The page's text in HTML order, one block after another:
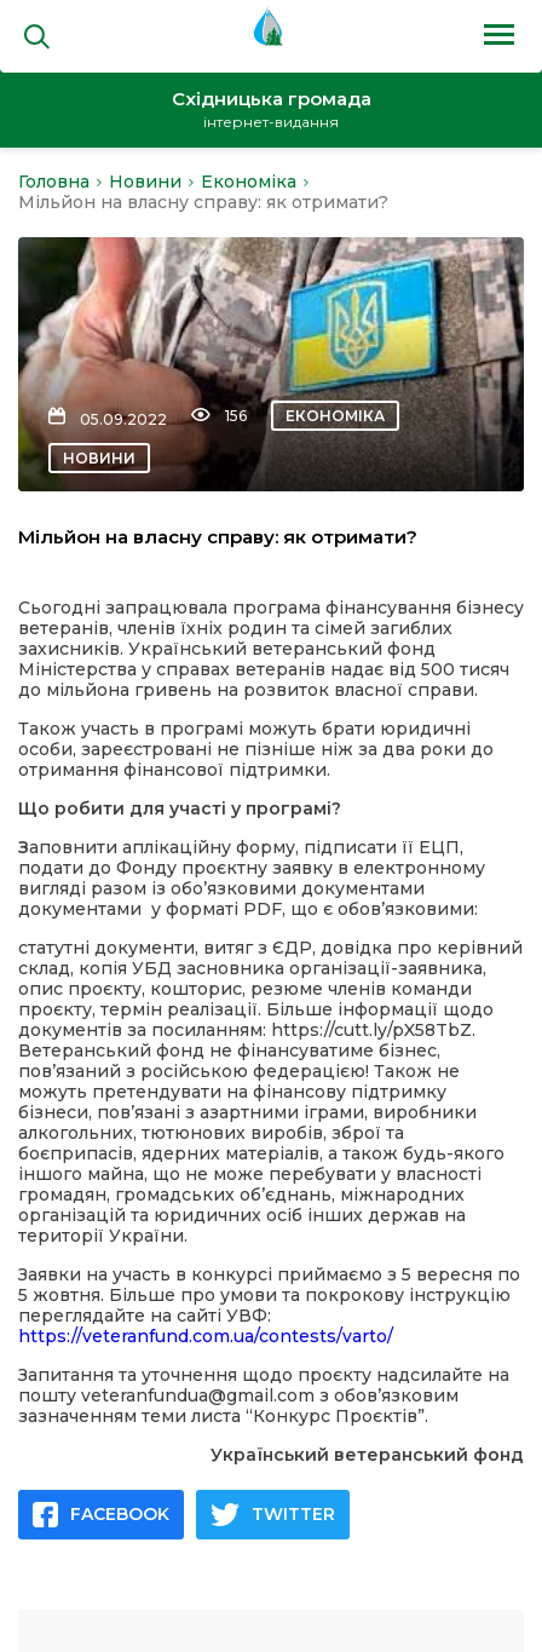
Східницька громада
інтернет-видання
Головна Новини
Економіка
Мільйон на власну справу: як отримати?
05.09.2022 156 ЕКОНОМІКА
НОВИНИ
Мільйон на власну справу: як отримати?
Сьогодні запрацювала програма фінансування бізнесу
ветеранів, членів їхніх родин та сімей загиблих
захисників. Український ветеранський фонд
Міністерства у справах ветеранів надає від 500 тисяч
до мільйона гривень на розвиток власної справи.
Також участь в програмі можуть брати юридичні
особи, зареєстровані не пізніше ніж за два роки до
отримання фінансової підтримки.
Що робити для участі у програмі?
Заповнити аплікаційну форму, підписати її ЕЦП,
подати до Фонду проєктну заявку в електронному
вигляді разом із обо’язковими документами
документами у форматі PDF, що є обов’язковими:
статутні документи, витяг з ЄДР, довідка про керівний
склад, копія УБД засновника організації-заявника,
опис проєкту, кошторис, резюме членів команди
проєкту, термін реалізації. Більше інформації щодо
документів за посиланням: https://cutt.ly/pX58TbZ.
Ветеранський фонд не фінансуватиме бізнес,
пов’язаний з російською федерацією! Також не
можуть претендувати на фінансову підтримку
бізнеси, пов’язані з азартними іграми, виробники
алкогольних, тютюнових виробів, зброї та
боєприпасів, ядерних матеріалів, а також будь-якого
іншого майна, що не може перебувати у власності
громадян, громадських обʼєднань, міжнародних
організацій та юридичних осіб інших держав на
території України.
Заявки на участь в конкурсі приймаємо з 5 вересня по
5 жовтня. Більше про умови та покрокову інструкцію
переглядайте на сайті УВФ:
https://veteranfund.com.ua/contests/varto/
Запитання та уточнення щодо проєкту надсилайте на
пошту veteranfundua@gmail.com з обов’язковим
зазначенням теми листа “Конкурс Проєктів”.
Український ветеранський фонд
FACEBOOK TWITTER